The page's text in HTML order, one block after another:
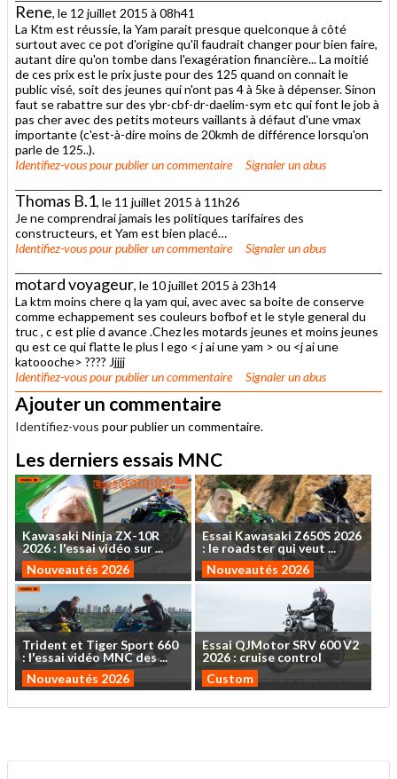
Rene, le 12 juillet 2015 à 08h41
La Ktm est réussie, la Yam parait presque quelconque à côté
surtout avec ce pot d'origine qu'il faudrait changer pour bien faire,
autant dire qu'on tombe dans l'exagération financière... La moitié
de ces prix est le prix juste pour des 125 quand on connait le
public visé, soit des jeunes qui n'ont pas 4 à 5ke à dépenser. Sinon
faut se rabattre sur des ybr-cbf-dr-daelim-sym etc qui font le job à
pas cher avec des petits moteurs vaillants à défaut d'une vmax
importante (c'est-à-dire moins de 20kmh de différence lorsqu'on
parle de 125..).
Identifiez-vouspour publier un commentaire Signaler un abus
Thomas B.1, le 11 juillet 2015 à 11h26
Je ne comprendrai jamais les politiques tarifaires des
constructeurs, et Yam est bien placé…
Identifiez-vouspour publier un commentaire Signaler un abus
motard voyageur, le 10 juillet 2015 à 23h14
La ktm moins chere q la yam qui, avec avec sa boite de conserve
comme echappement ses couleurs bofbof et le style general du
truc , c est plie d avance .Chez les motards jeunes et moins jeunes
qu est ce qui flatte le plus l ego < j ai une yam > ou <j ai une
katoooche> ???? Jjjjj
Identifiez-vouspour publier un commentaire Signaler un abus
Ajouter un commentaire
Identifiez-vous pour publier un commentaire.
Les derniers essais MNC
Kawasaki NinjaZX-10R
2026: l'essaividéo sur...
Nouveautés 2026
Essai KawasakiZ650S 2026
: le roadsterquiveut ...
Nouveautés 2026
Trident et TigerSport 660
: l'essaividéoMNCdes...
Nouveautés 2026
EssaiQJMotorSRV 600V2
2026 : cruise control
Custom